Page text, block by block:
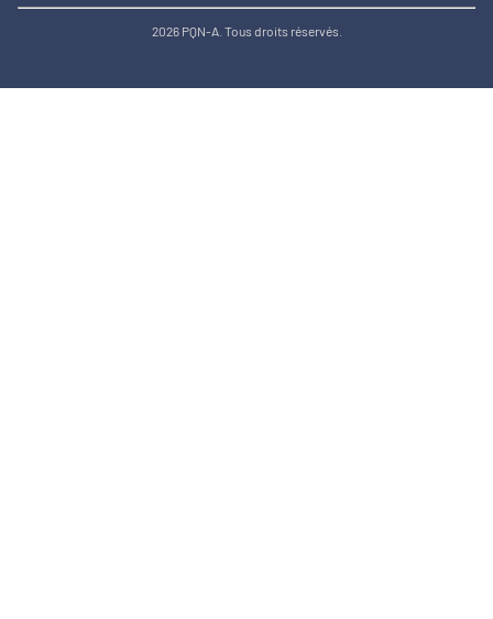
2026 PQN-A. Tous droits réservés.